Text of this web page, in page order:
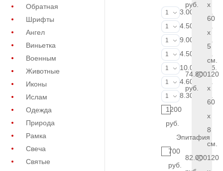
Обратная
Шрифты
Ангел
Виньетка
Военным
Животные
Иконы
Ислам
Одежда
Природа
Рамка
Свеча
Святые
ФИО и даты
1
3.000 руб.
ФИО и даты
1
4.500 руб.
ФИО и даты
1
9.000 руб.
Портрет
1
4.500 руб.
Портрет
1
10.000 руб.
Фотокерамика
1
4.600 руб.
Фото на
1
8.300 руб.
1200
руб.
Эпитафия
700
руб.
руб.
x
60
x
5
см.
74.800
руб.
120
x
60
x
8
см.
82.000120